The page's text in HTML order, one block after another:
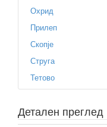
Охрид
Прилеп
Скопје
Струга
Тетово
Детален преглед